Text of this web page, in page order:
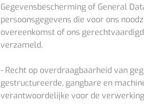
Gegevensbescherming of General
persoonsgegevens die voor ons
overeenkomst of ons
verzameld.
- Recht op overdraagbaarheid van
gestructureerde, gangbare en
verantwoordelijke voor de